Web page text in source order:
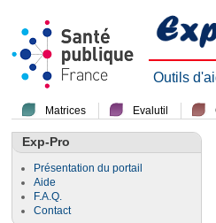
Outils
Matrices Evalutil
Exp-Pro
Présentation du portail
Aide
F.A.Q.
Contact